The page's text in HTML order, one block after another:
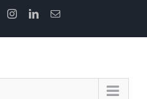
InstagramLinkedInEmail